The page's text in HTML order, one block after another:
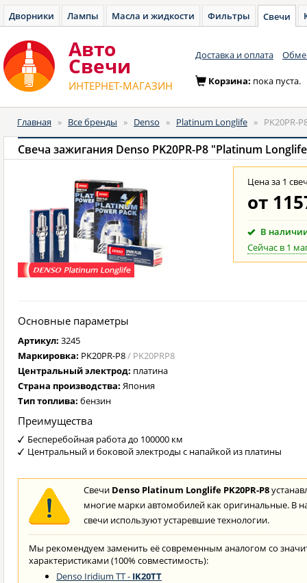
Дворники Лампы Масла и жидкости Фильтры Свечи
Авто
Cвечи
ИНТЕРНЕТ-МАГАЗИН
Доставка и оплата
Корзина: пока пуста.
Главная » Все бренды » Denso » Platinum Longlife » PK20PR-
Свеча зажигания Denso PK20PR-P8 "Platinum
Цена за 1
от
В
Сейчас в 1
Основные параметры
Артикул: 3245
Маркировка: PK20PR-P8/ PK20PRP8
Центральный электрод: платина
Страна производства: Япония
Тип топлива: бензин
Преимущества
Бесперебойная работа до 100000 км
Центральный и боковой электроды с напайкой из платины
Свечи Denso Platinum Longlife PK20PR-P8
многие марки автомобилей как оригинальные. В
свечи используют устаревшие технологии.
Мы рекомендуем заменить её современным аналогом со
характеристиками (100% совместимость):
Denso Iridium TT - IK20TT